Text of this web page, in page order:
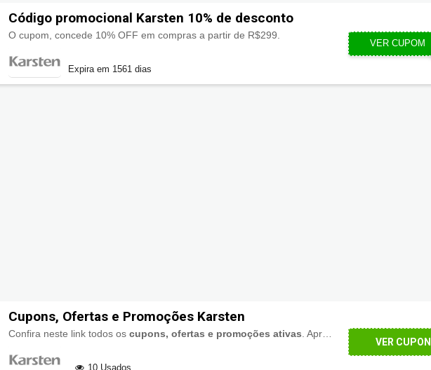
Código promocional Karsten 10% de desconto
O cupom, concede 10% OFF em compras a partir de R$299.
Expira em 1561 dias
VER CUPOM
Cupons, Ofertas e Promoções Karsten
Confira neste link todos oscupons, ofertas e promoções ativas. Aproveite!
10 Usados
VER